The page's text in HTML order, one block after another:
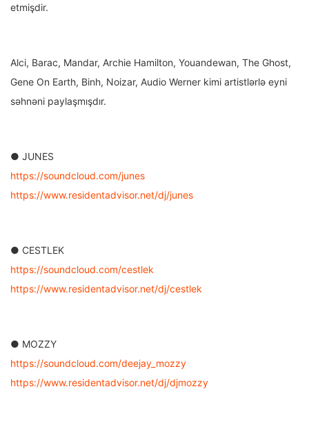
etmişdir.
Alci, Barac, Mandar, Archie Hamilton, Youandewan, The Ghost,
Gene On Earth, Binh, Noizar, Audio Werner kimi artistlərlə eyni
səhnəni paylaşmışdır.
● JUNES
https://soundcloud.com/junes
https://www.residentadvisor.net/dj/junes
● CESTLEK
https://soundcloud.com/cestlek
https://www.residentadvisor.net/dj/cestlek
● MOZZY
https://soundcloud.com/deejay_mozzy
https://www.residentadvisor.net/dj/djmozzy